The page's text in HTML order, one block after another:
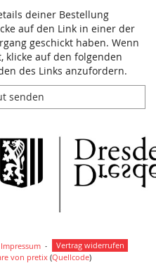
deiner Bestellung
auf den Link in einer der
geschickt haben. Wenn
klicke auf den folgenden
des Links anzufordern.
senden
Impressum
Vertrag widerrufen
von pretix(Quellcode)